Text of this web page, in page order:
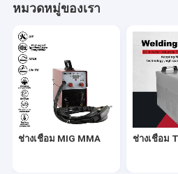
อะไหล่ไฟฉาย
หมวกกันน็อคเชื่อมด้วยตนเองมืด
ช่างเชื่อมไฟเบอร์เลเซอร์
หมวดหมู่ของเรา
ช่างเชื่อม MIG MMA ช่างเชื่อม